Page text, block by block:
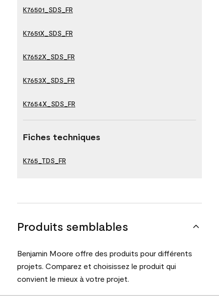
K76501_SDS_FR
K7651X_SDS_FR
K7652X_SDS_FR
K7653X_SDS_FR
K7654X_SDS_FR
Fiches techniques
K765_TDS_FR
Produits semblables
Benjamin Moore offre des produits pour différents
projets. Comparez et choisissez le produit qui
convient le mieux à votre projet.